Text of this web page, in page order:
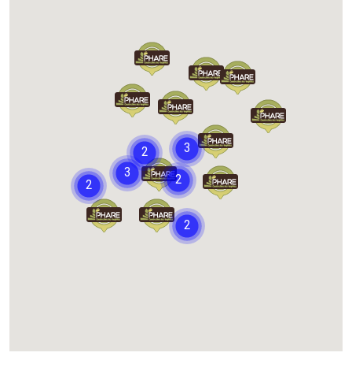
Chargement...